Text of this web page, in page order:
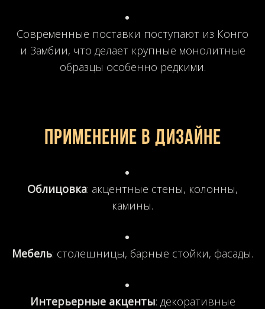
Современные поставки поступают из Конго
и Замбии, что делает крупные монолитные
образцы особенно редкими.
Применение в дизайне
Облицовка: акцентные стены, колонны,
камины.
Мебель: столешницы, барные стойки, фасады.
Интерьерные акценты: декоративные